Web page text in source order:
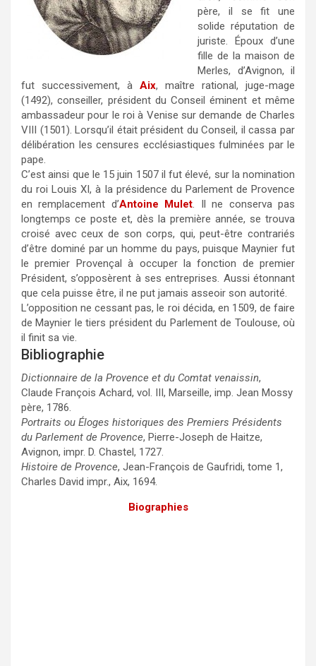
père, il se fit une
solide réputation de
juriste. Époux d’une
fille de la maison de
Merles, d’Avignon, il
fut successivement, à Aix, maître rational, juge-mage
(1492), conseiller, président du Conseil éminent et même
ambassadeur pour le roi à Venise sur demande de Charles
VIII (1501). Lorsqu’il était président du Conseil, il cassa par
délibération les censures ecclésiastiques fulminées par le
pape.
C’est ainsi que le 15 juin 1507 il fut élevé, sur la nomination
du roi Louis XI, à la présidence du Parlement de Provence
en remplacement d’Antoine Mulet. Il ne conserva pas
longtemps ce poste et, dès la première année, se trouva
croisé avec ceux de son corps, qui, peut-être contrariés
d’être dominé par un homme du pays, puisque Maynier fut
le premier Provençal à occuper la fonction de premier
Président, s’opposèrent à ses entreprises. Aussi étonnant
que cela puisse être, il ne put jamais asseoir son autorité.
L’opposition ne cessant pas, le roi décida, en 1509, de faire
de Maynier le tiers président du Parlement de Toulouse, où
il finit sa vie.
Bibliographie
Dictionnaire de la Provence et du Comtat venaissin,
Claude François Achard, vol. III, Marseille, imp. Jean Mossy
père, 1786.
Portraits ou Éloges historiques des Premiers Présidents
du Parlement de Provence, Pierre-Joseph de Haitze,
Avignon, impr. D. Chastel, 1727.
Histoire de Provence, Jean-François de Gaufridi, tome 1,
Charles David impr., Aix, 1694.
Biographies